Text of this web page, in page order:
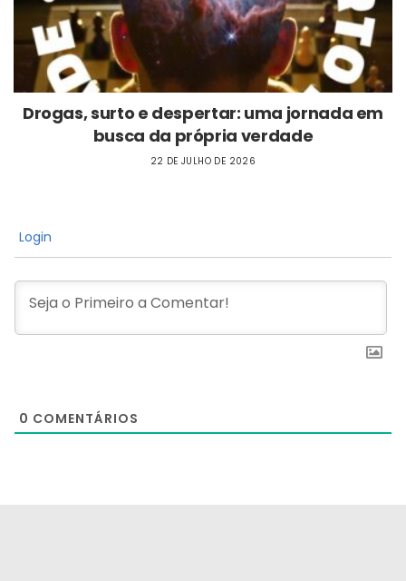
Drogas, surto e despertar: uma jornada em
busca da própria verdade
22 DE JULHO DE 2026
Login
0 COMENTÁRIOS